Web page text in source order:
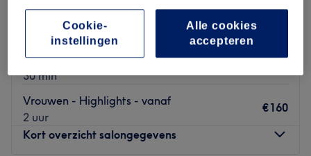
4,9
121 reviews
Provinciestraat, Antwerpen
Laat zien op de kaart
Vrouwen - Consultatie balayage of kleuren
30 min
Vrouwen - Highlights - vanaf
2 uur
€160
Kort overzicht salongegevens
Alle cookies
accepteren
Cookie-
instellingen